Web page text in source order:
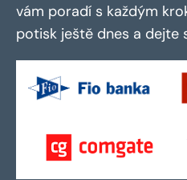
vám poradí s každým
potisk ještě dnes a dejte